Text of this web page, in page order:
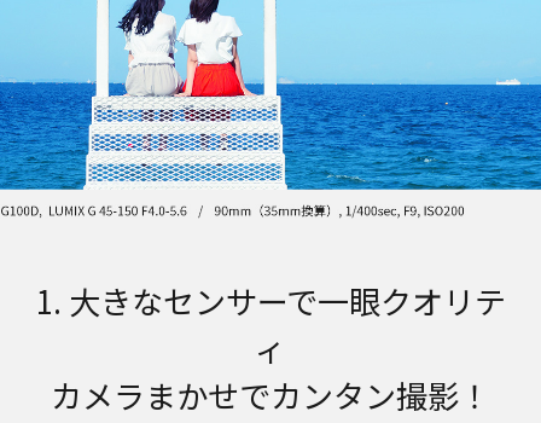
1. 大きなセンサーで一眼クオリテ
ィ
カメラまかせでカンタン撮影！